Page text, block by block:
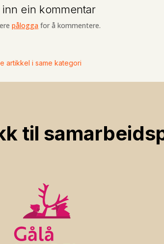
ein kommentar
pålogga for å kommentere.
artikkel i same kategori
til